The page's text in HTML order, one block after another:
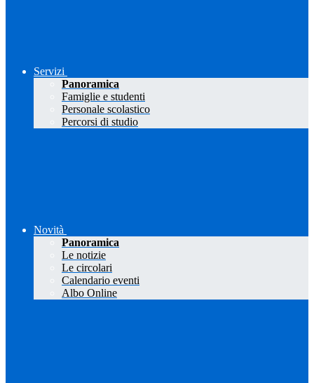
Servizi
Panoramica
Famiglie e studenti
Personale scolastico
Percorsi di studio
Novità
Panoramica
Le notizie
Le circolari
Calendario eventi
Albo Online